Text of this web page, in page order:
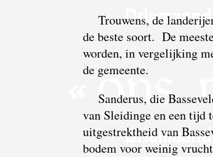
Trouwens, de
de beste soort. De
worden, in vergelijking
de gemeente.
Sanderus, die
van Sleidinge en een tijd
uitgestrektheid van
bodem voor weinig